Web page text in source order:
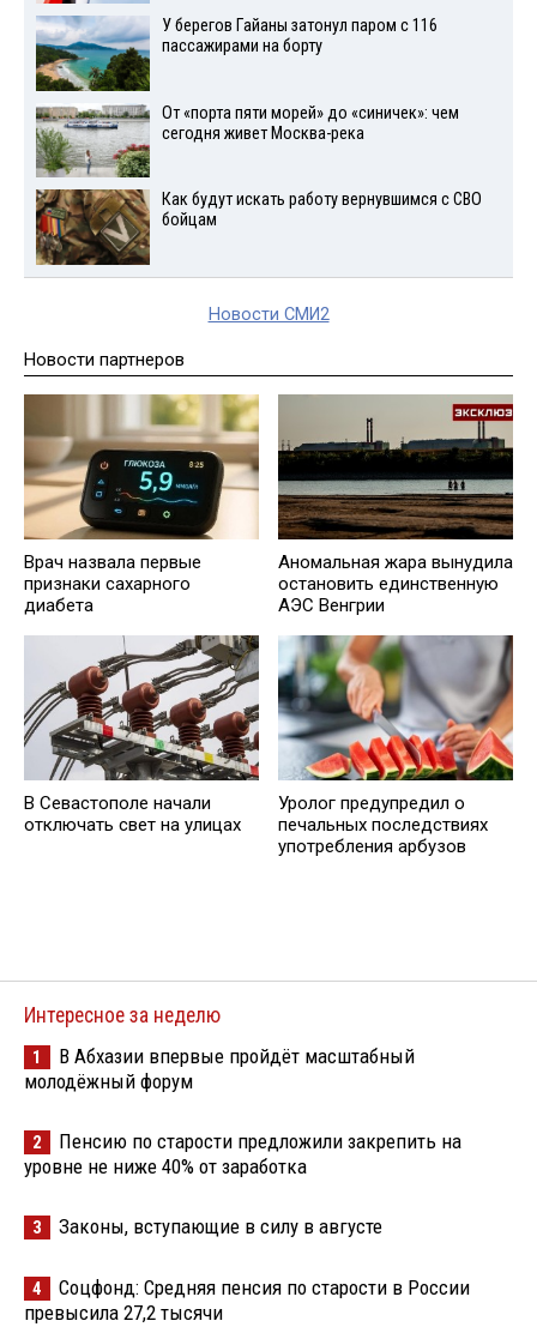
У берегов Гайаны затонул паром с 116
пассажирами на борту
От «порта пяти морей» до «синичек»: чем
сегодня живет Москва-река
Как будут искать работу вернувшимся с СВО
бойцам
Новости СМИ2
Новости партнеров
Врач назвала первые
признаки сахарного
диабета
Аномальная жара вынудила
остановить единственную
АЭС Венгрии
В Севастополе начали
отключать свет на улицах
Уролог предупредил о
печальных последствиях
употребления арбузов
Интересное за неделю
1
В Абхазии впервые пройдёт масштабный
молодёжный форум
2
Пенсию по старости предложили закрепить на
уровне не ниже 40% от заработка
3 Законы, вступающие в силу в августе
4
Соцфонд: Средняя пенсия по старости в России
превысила 27,2 тысячи